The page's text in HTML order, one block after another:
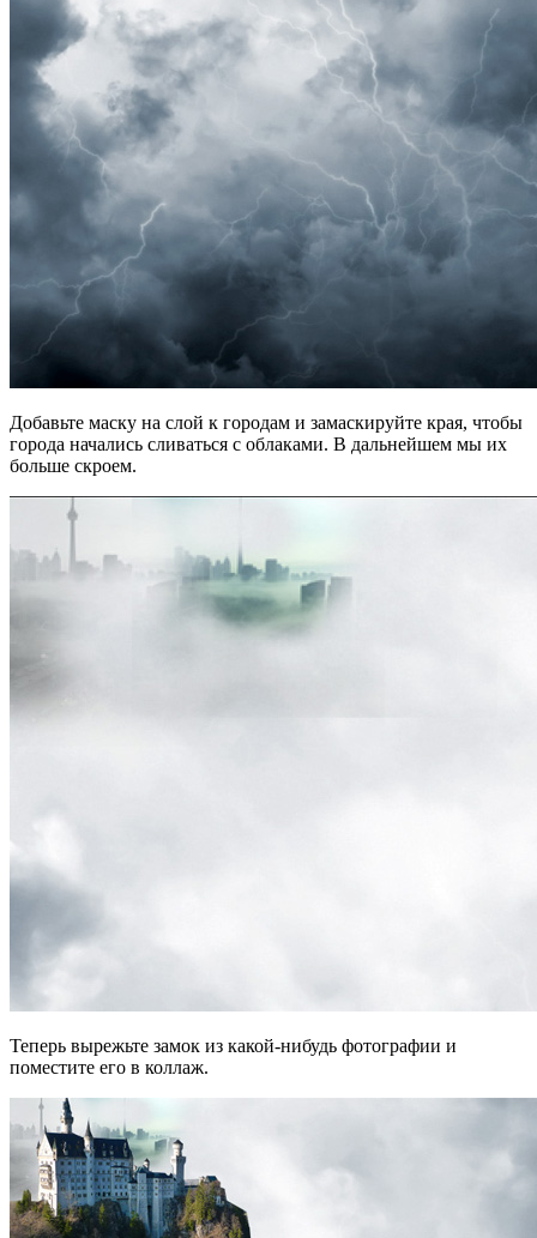
Добавьте маску на слой к городам и замаскируйте края, чтобы
города начались сливаться с облаками. В дальнейшем мы их
больше скроем.
Теперь вырежьте замок из какой-нибудь фотографии и
поместите его в коллаж.